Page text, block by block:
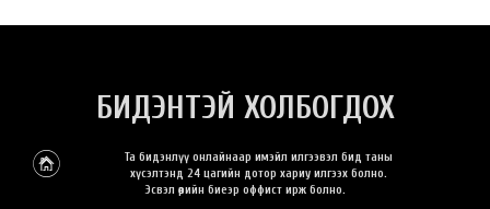
БИДЭНТЭЙ ХОЛБОГДОХ
Та бидэнлүү онлайнаар имэйл илгээвэл бид таны
хүсэлтэнд 24 цагийн дотор хариу илгээх болно.
Эсвэл өөрийн биеэр оффист ирж болно.